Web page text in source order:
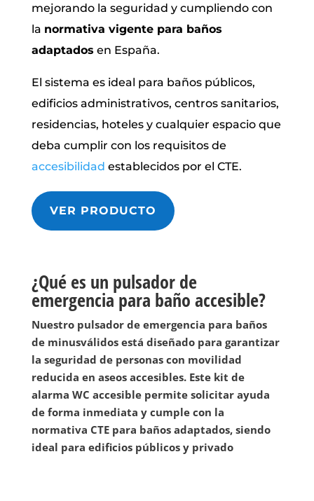
mejorando la seguridad y cumpliendo con
la normativa vigente para baños
adaptados en España.
El sistema es ideal para baños públicos,
edificios administrativos, centros sanitarios,
residencias, hoteles y cualquier espacio que
deba cumplir con los requisitos de
accesibilidad establecidos por el CTE.
VER PRODUCTO
¿Qué es un pulsador de
emergencia para baño accesible?
Nuestro pulsador de emergencia para baños
de minusválidos está diseñado para garantizar
la seguridad de personas con movilidad
reducida en aseos accesibles. Este kit de
alarma WC accesible permite solicitar ayuda
de forma inmediata y cumple con la
normativa CTE para baños adaptados, siendo
ideal para edificios públicos y privado